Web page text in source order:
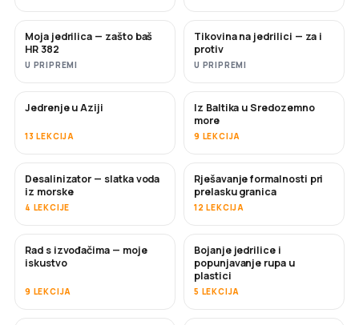
USKORO
Moja jedrilica — zašto baš
HR 382
U PRIPREMI
USKORO
Tikovina na jedrilici — za i
protiv
U PRIPREMI
USKORO
Jedrenje u Aziji
13 LEKCIJA
USKORO
Iz Baltika u Sredozemno
more
9 LEKCIJA
USKORO
Desalinizator — slatka voda
iz morske
4 LEKCIJE
Rješavanje formalnosti pri
prelasku granica
12 LEKCIJA
USKORO
Rad s izvođačima — moje
iskustvo
9 LEKCIJA
USKORO
Bojanje jedrilice i
popunjavanje rupa u
plastici
5 LEKCIJA